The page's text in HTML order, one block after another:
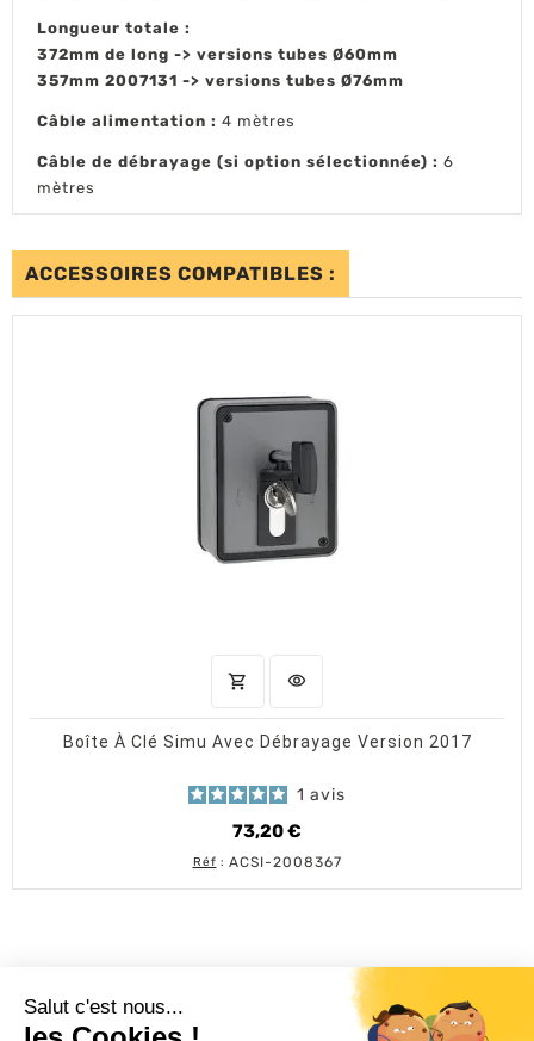
Longueur totale :
372mm de long -> versions tubes Ø60mm
357mm 2007131 -> versions tubes Ø76mm
Câble alimentation : 4 mètres
Câble de débrayage (si option sélectionnée) : 6
mètres
ACCESSOIRES COMPATIBLES :
shopping_cart AJOUTER AU PANIER
visibility
Boîte À Clé Simu Avec Débrayage Version 2017
1 avis
73,20 €
Prix
Réf : ACSI-2008367